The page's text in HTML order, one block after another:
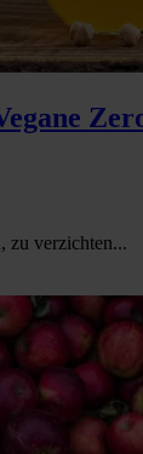
zu verzichten...